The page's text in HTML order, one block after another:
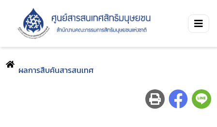
ผลการสืบค้นสารสนเทศ